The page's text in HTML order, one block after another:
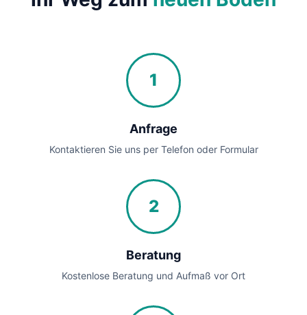
1
Anfrage
Kontaktieren Sie uns per Telefon oder Formular
2
Beratung
Kostenlose Beratung und Aufmaß vor Ort